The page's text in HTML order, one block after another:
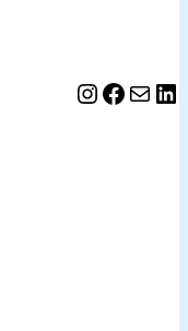
Instagram Facebook E-Mail LinkedIn